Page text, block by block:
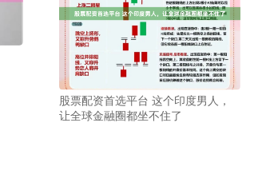
股票配资首选平台 这个印度男人，
让全球金融圈都坐不住了